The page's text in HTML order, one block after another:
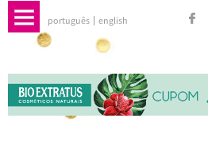
português english